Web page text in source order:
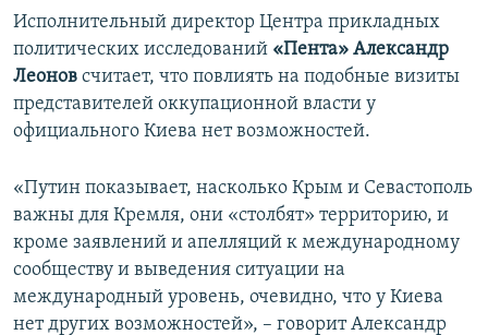
Исполнительный директор Центра прикладных
политических исследований «Пента» Александр
Леонов считает, что повлиять на подобные визиты
представителей оккупационной власти у
официального Киева нет возможностей.
«Путин показывает, насколько Крым и Севастополь
важны для Кремля, они «столбят» территорию, и
кроме заявлений и апелляций к международному
сообществу и выведения ситуации на
международный уровень, очевидно, что у Киева
нет других возможностей», – говорит Александр